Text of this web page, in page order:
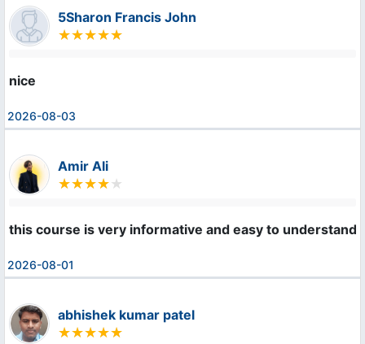
5Sharon Francis John
nice
2026-08-03
Amir Ali
this course is very informative and easy to understand
2026-08-01
abhishek kumar patel